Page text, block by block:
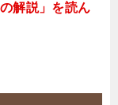
解説」を読ん